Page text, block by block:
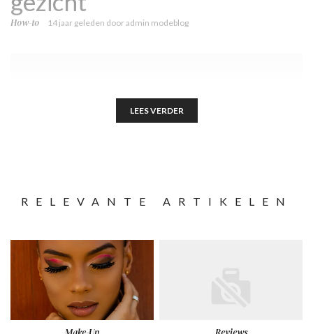
How-to 14 jaar geleden dooradmin modeblog
LEES VERDER
RELEVANTE ARTIKELEN